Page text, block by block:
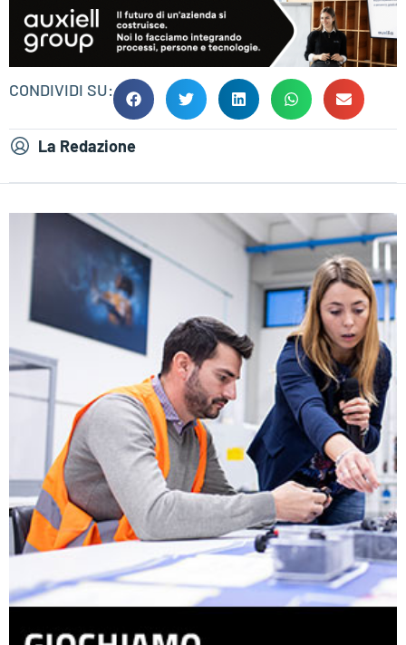
CONDIVIDI SU:
La Redazione